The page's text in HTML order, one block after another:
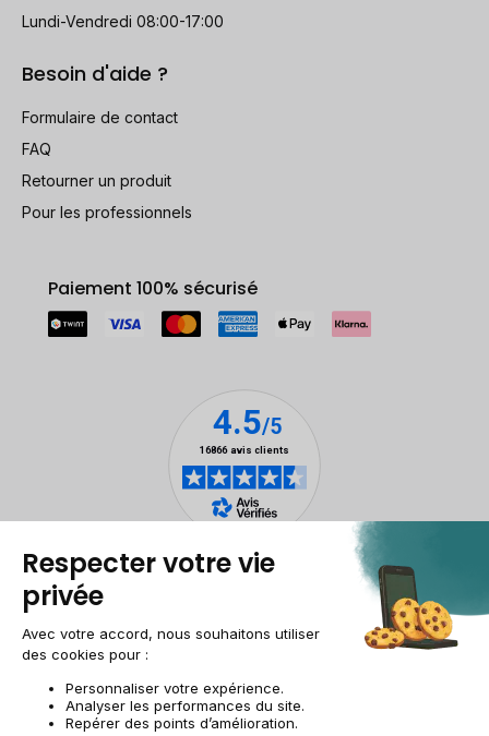
Lundi-Vendredi 08:00-17:00
Besoin d'aide ?
Formulaire de contact
FAQ
Retourner un produit
Pour les professionnels
Paiement 100% sécurisé
Mentions légalesGestion des cookies
Conditions générales de vente
AccessibilitéPlan du site